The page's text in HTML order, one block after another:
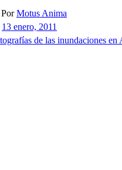
PorMotus Anima
13 enero, 2011
de las inundaciones en